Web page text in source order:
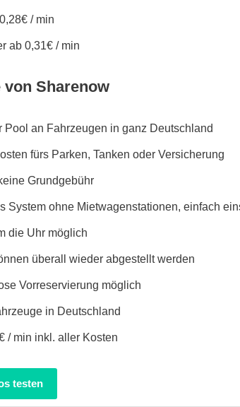
/ min
ab 0,31€ / min
von Sharenow
Pool an Fahrzeugen in ganz Deutschland
fürs Parken, Tanken oder Versicherung
Grundgebühr
System ohne Mietwagenstationen, einfach
die Uhr möglich
überall wieder abgestellt werden
Vorreservierung möglich
in Deutschland
/ min inkl. aller Kosten
testen